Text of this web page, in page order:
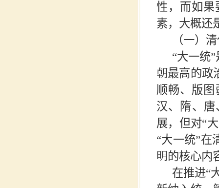
性，而如果
素，大概还
（一）
“大一统
朝最高的政
顺畅、版图
汉、隋、唐
展，但对“
“大一统”在
明的核心内
在推进“